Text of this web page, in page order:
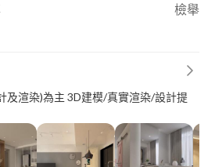
檢舉
及渲染)為主 3D建模/真實渲染/設計提